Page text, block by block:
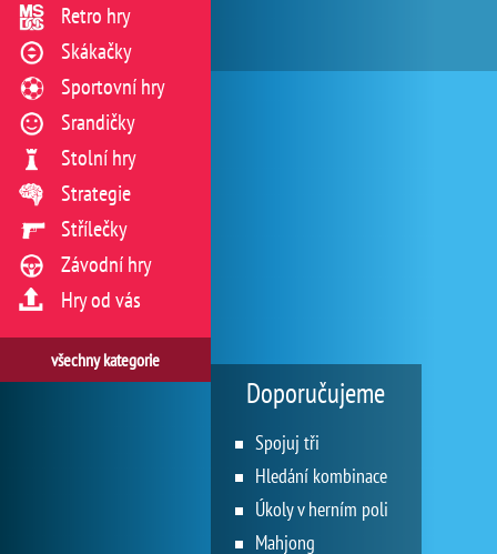
Retro hry
Skákačky
Sportovní hry
Srandičky
Stolní hry
Strategie
Střílečky
Závodní hry
Hry od vás
všechny kategorie
Doporučujeme
Spojuj tři
Hledání kombinace
Úkoly v herním poli
Mahjong